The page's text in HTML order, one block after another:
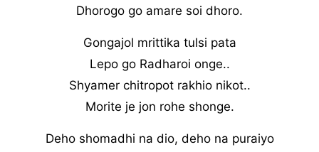
Dhorogo go amare soi dhoro.
Gongajol mrittika tulsi pata
Lepo go Radharoi onge..
Shyamer chitropot rakhio nikot..
Morite je jon rohe shonge.
Deho shomadhi na dio, deho na puraiyo